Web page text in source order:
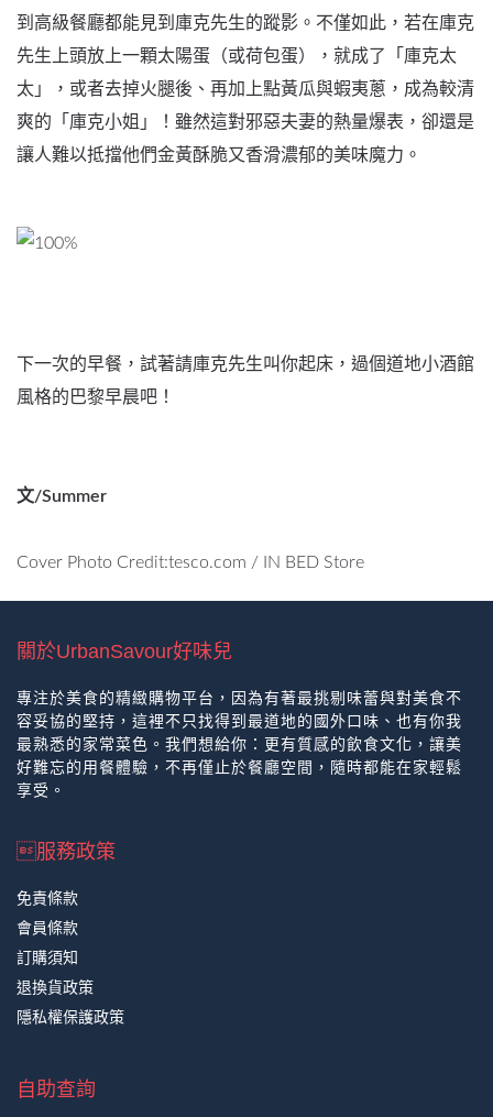
到高級餐廳都能見到庫克先生的蹤影。不僅如此，若在庫克
先生上頭放上一顆太陽蛋（或荷包蛋），就成了「庫克太
太」，或者去掉火腿後、再加上點黃瓜與蝦夷蔥，成為較清
爽的「庫克小姐」！雖然這對邪惡夫妻的熱量爆表，卻還是
讓人難以抵擋他們金黃酥脆又香滑濃郁的美味魔力。
下一次的早餐，試著請庫克先生叫你起床，過個道地小酒館
風格的巴黎早晨吧！
文/Summer
Cover Photo Credit:tesco.com / IN BED Store
關於UrbanSavour好味兒
專注於美食的精緻購物平台，因為有著最挑剔味蕾與對美食不
容妥協的堅持，這裡不只找得到最道地的國外口味、也有你我
最熟悉的家常菜色。我們想給你：更有質感的飲食文化，讓美
好難忘的用餐體驗，不再僅止於餐廳空間，隨時都能在家輕鬆
享受。
服務政策
免責條款
會員條款
訂購須知
退換貨政策
隱私權保護政策
自助查詢